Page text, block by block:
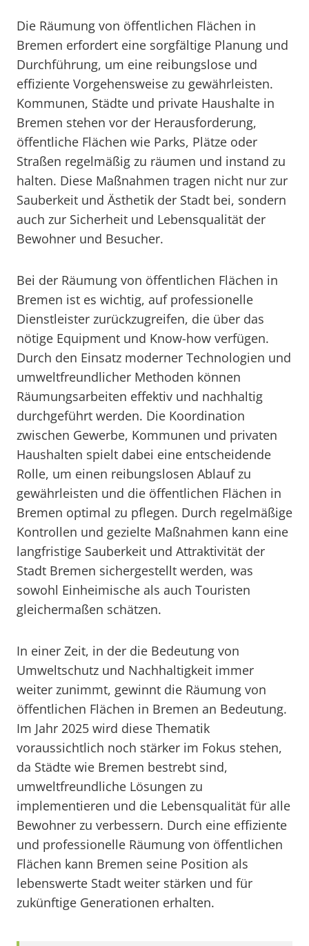
Die Räumung von öffentlichen Flächen in
Bremen erfordert eine sorgfältige Planung und
Durchführung, um eine reibungslose und
effiziente Vorgehensweise zu gewährleisten.
Kommunen, Städte und private Haushalte in
Bremen stehen vor der Herausforderung,
öffentliche Flächen wie Parks, Plätze oder
Straßen regelmäßig zu räumen und instand zu
halten. Diese Maßnahmen tragen nicht nur zur
Sauberkeit und Ästhetik der Stadt bei, sondern
auch zur Sicherheit und Lebensqualität der
Bewohner und Besucher.
Bei der Räumung von öffentlichen Flächen in
Bremen ist es wichtig, auf professionelle
Dienstleister zurückzugreifen, die über das
nötige Equipment und Know-how verfügen.
Durch den Einsatz moderner Technologien und
umweltfreundlicher Methoden können
Räumungsarbeiten effektiv und nachhaltig
durchgeführt werden. Die Koordination
zwischen Gewerbe, Kommunen und privaten
Haushalten spielt dabei eine entscheidende
Rolle, um einen reibungslosen Ablauf zu
gewährleisten und die öffentlichen Flächen in
Bremen optimal zu pflegen. Durch regelmäßige
Kontrollen und gezielte Maßnahmen kann eine
langfristige Sauberkeit und Attraktivität der
Stadt Bremen sichergestellt werden, was
sowohl Einheimische als auch Touristen
gleichermaßen schätzen.
In einer Zeit, in der die Bedeutung von
Umweltschutz und Nachhaltigkeit immer
weiter zunimmt, gewinnt die Räumung von
öffentlichen Flächen in Bremen an Bedeutung.
Im Jahr 2025 wird diese Thematik
voraussichtlich noch stärker im Fokus stehen,
da Städte wie Bremen bestrebt sind,
umweltfreundliche Lösungen zu
implementieren und die Lebensqualität für alle
Bewohner zu verbessern. Durch eine effiziente
und professionelle Räumung von öffentlichen
Flächen kann Bremen seine Position als
lebenswerte Stadt weiter stärken und für
zukünftige Generationen erhalten.